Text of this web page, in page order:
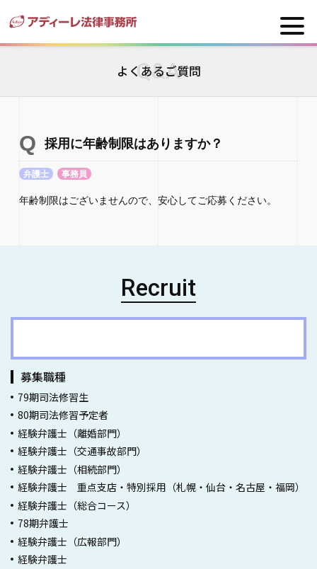
Q&A
よくあるご質問
採用に年齢制限はありますか？
弁護士 事務員
年齢制限はございませんので、安心してご応募ください。
Recruit
募集職種
79期司法修習生
80期司法修習予定者
経験弁護士（離婚部門）
経験弁護士（交通事故部門）
経験弁護士（相続部門）
経験弁護士 重点支店・特別採用（札幌・仙台・名古屋・福岡）
経験弁護士（総合コース）
78期弁護士
経験弁護士（広報部門）
経験弁護士